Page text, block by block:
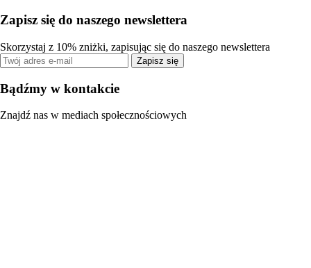
Zapisz się do naszego newslettera
Skorzystaj z 10% zniżki, zapisując się do naszego newslettera
Zapisz się
Bądźmy w kontakcie
Znajdź nas w mediach społecznościowych